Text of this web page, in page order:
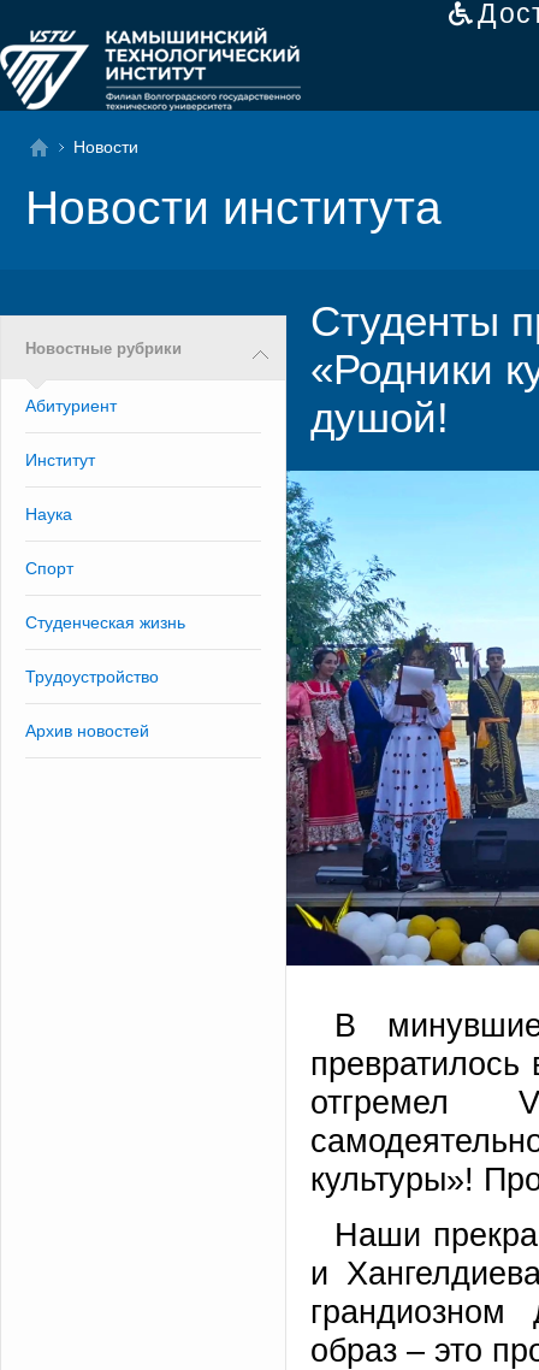
Новости
Новости института
Новостные рубрики
Абитуриент
Институт
Наука
Спорт
Студенческая жизнь
Трудоустройство
Архив новостей
Студенты
«Родники
душой!
В
превратилось
отгремел
культуры»!
Наши
и
образ – это